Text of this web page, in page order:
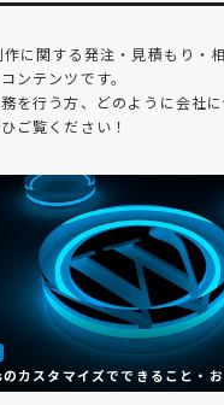
作に関する発注・見積もり・
ンテンツです。
を行う方、どのように会社
ご覧ください！
カスタマイズでできること・